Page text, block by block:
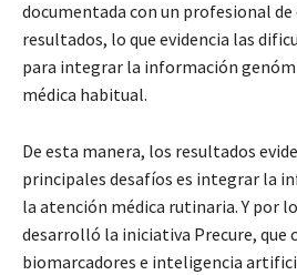
documentada con un profesional de
resultados, lo que evidencia las
para integrar la información
médica habitual.
De esta manera, los resultados
principales desafíos es integrar la
la atención médica rutinaria. Y por
desarrolló la iniciativa Precure, que
biomarcadores e inteligencia